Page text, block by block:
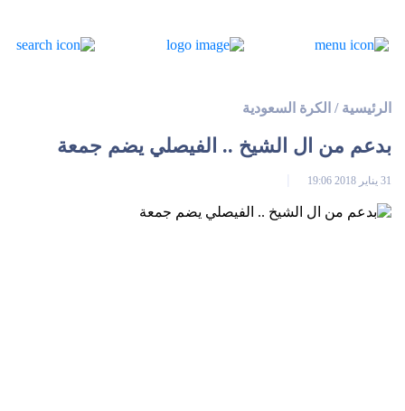
الرئيسية / الكرة السعودية
بدعم من ال الشيخ .. الفيصلي يضم جمعة
31 يناير 2018 19:06